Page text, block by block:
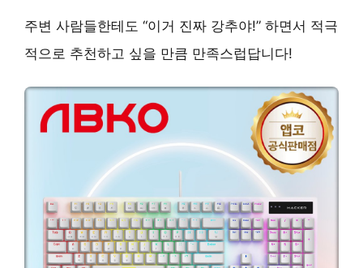
주변 사람들한테도 “이거 진짜 강추야!” 하면서 적극
적으로 추천하고 싶을 만큼 만족스럽답니다!